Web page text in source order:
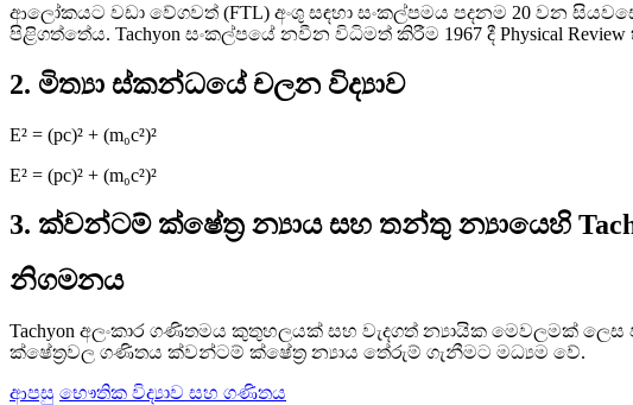
ආලෝකයට වඩා වේගවත් (FTL) අංශු සඳහා සංකල්පමය පදනම 20 වන
පිළිගත්තේය. Tachyon සංකල්පයේ නවීන විධිමත් කිරීම 1967 දී Physical
2. මිත්‍යා ස්කන්ධයේ චලන විද්‍යාව
E² = (pc)² + (m₀c²)²
E² = (pc)² + (m₀c²)²
3. ක්වන්ටම් ක්ෂේත්‍ර න්‍යාය සහ තන්තු න්‍යායෙහි
නිගමනය
Tachyon අලංකාර ගණිතමය කුතුහලයක් සහ වැදගත් න්‍යායික මෙවලමක්
ක්ෂේත්‍රවල ගණිතය ක්වන්ටම් ක්ෂේත්‍ර න්‍යාය තේරුම් ගැනීමට මධ්‍යම වේ.
ආපසු භෞතික විද්‍යාව සහ ගණිතය